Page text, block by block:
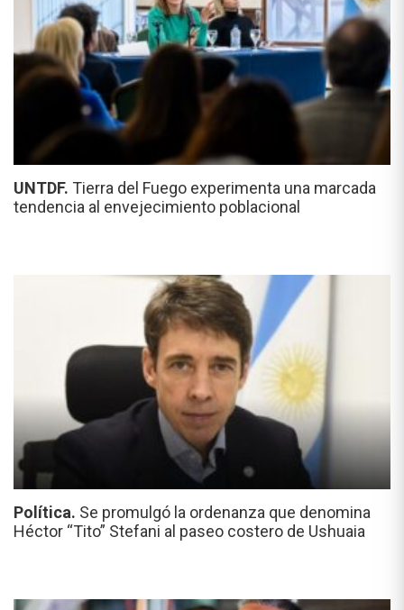
UNTDF. Tierra del Fuego experimenta una marcada
tendencia al envejecimiento poblacional
Política. Se promulgó la ordenanza que denomina
Héctor “Tito” Stefani al paseo costero de Ushuaia